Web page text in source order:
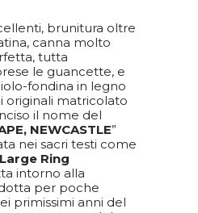
brunitura oltre
canna molto
tutta
le guancette, e
fondina in legno
originali matricolato
il nome del
NEWCASTLE”
nei sacri testi come
Ring
intorno alla
per poche
primissimi anni del